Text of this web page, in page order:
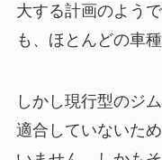
大する計画のよう
も、ほとんどの車
しかし現行型のジ
適合していないた